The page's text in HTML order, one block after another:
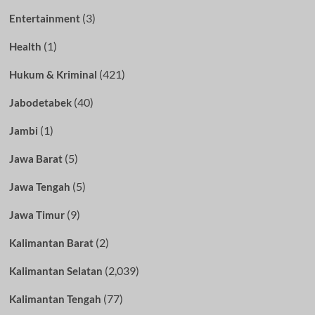
Entertainment(3)
Health (1)
Hukum & Kriminal (421)
Jabodetabek(40)
Jambi (1)
Jawa Barat(5)
Jawa Tengah (5)
Jawa Timur(9)
Kalimantan Barat(2)
Kalimantan Selatan (2,039)
Kalimantan Tengah (77)